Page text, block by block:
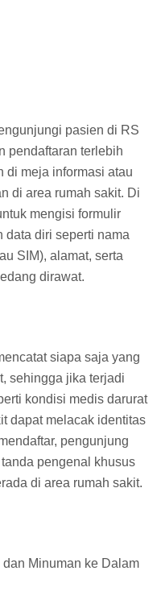
pasien di RS
pendaftaran terlebih
di meja informasi atau
di area rumah sakit. Di
mengisi formulir
data diri seperti nama
SIM), alamat, serta
dirawat.
siapa saja yang
sehingga jika terjadi
kondisi medis darurat
dapat melacak identitas
pengunjung
pengenal khusus
di area rumah sakit.
Minuman ke Dalam